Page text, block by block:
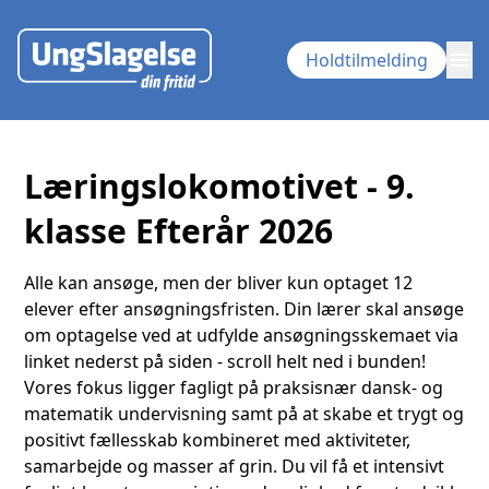
Holdtilmelding
Læringslokomotivet - 9.
klasse Efterår 2026
Alle kan ansøge, men der bliver kun optaget 12
elever efter ansøgningsfristen. Din lærer skal ansøge
om optagelse ved at udfylde ansøgningsskemaet via
linket nederst på siden - scroll helt ned i bunden!
Vores fokus ligger fagligt på praksisnær dansk- og
matematik undervisning samt på at skabe et trygt og
positivt fællesskab kombineret med aktiviteter,
samarbejde og masser af grin. Du vil få et intensivt